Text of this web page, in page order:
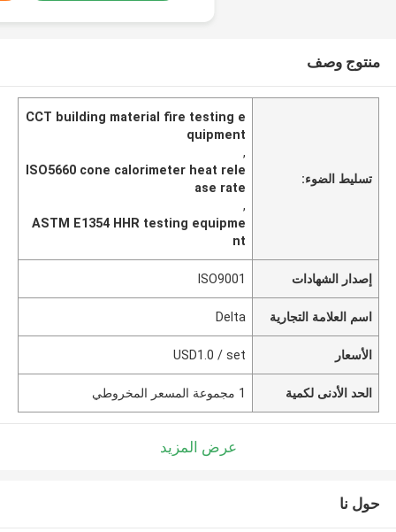
منتوج وصف
تسليط الضوء:
CCT building material fire testing e
quipment
,
ISO5660 cone calorimeter heat rele
ase rate
,
ASTM E1354 HHR testing equipme
nt
إصدار الشهادات ISO9001
اسم العلامة التجارية Delta
الأسعار USD1.0 / set
الحد الأدنى لكمية 1 مجموعة المسعر المخروطي
عرض المزيد
حول نا